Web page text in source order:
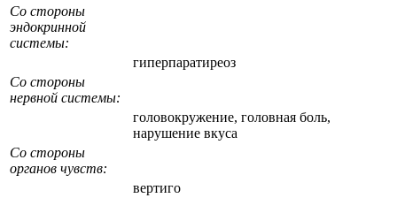
Со стороны
эндокринной
системы:
гиперпаратиреоз
Со стороны
нервной системы:
головокружение, головная боль,
нарушение вкуса
Со стороны
органов чувств:
вертиго